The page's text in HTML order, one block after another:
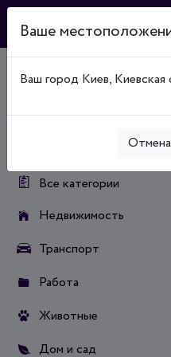
Главная Доска объявлений
Все категории
Недвижимость
Транспорт
Работа
Животные
Дом и сад
Ваше
Ваш город Киев, Киевская
Отмена